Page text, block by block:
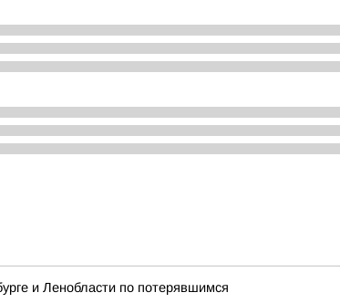
и Ленобласти по потерявшимся